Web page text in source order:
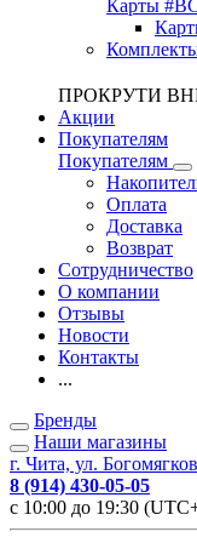
Карты
ПРОКРУТИ
Акции
Покупателям
Покупателям
Оплата
Доставка
Возврат
Сотрудничество
О компании
Отзывы
Новости
Контакты
...
Бренды
Наши магазины
г. Чита, ул.
8 (914) 430-05-05
с 10:00 до 19:30